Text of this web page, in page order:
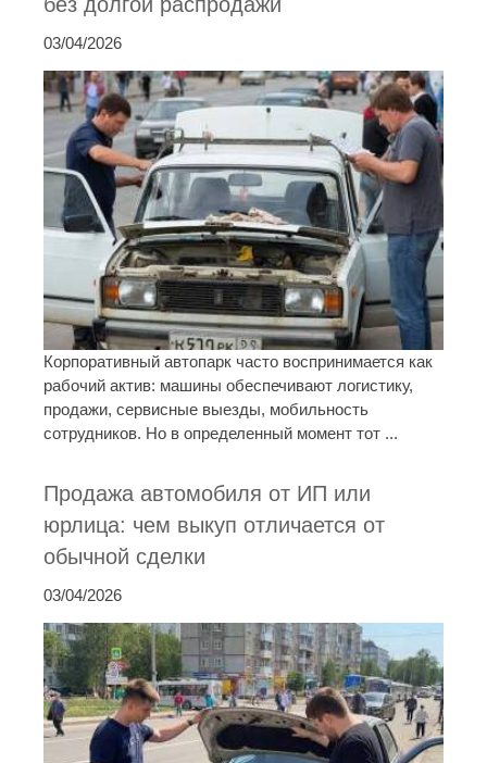
без долгой распродажи
03/04/2026
Корпоративный автопарк часто воспринимается как
рабочий актив: машины обеспечивают логистику,
продажи, сервисные выезды, мобильность
сотрудников. Но в определенный момент тот ...
Продажа автомобиля от ИП или
юрлица: чем выкуп отличается от
обычной сделки
03/04/2026